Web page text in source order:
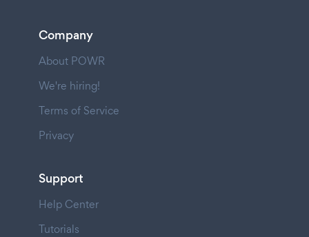
Company
About POWR
We're hiring!
Terms of Service
Privacy
Support
Help Center
Tutorials